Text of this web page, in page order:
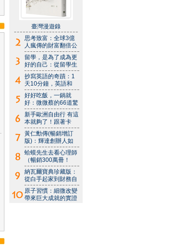
臺灣漫遊錄
思考致富：全球3億
人瘋傳的財富翻倍公
留學，是為了成為更
好的自己：從留學生
抄寫英語的奇蹟：1
天10分鐘，英語和
好好吃飯，一鍋就
好：微微蔡的66道驚
新手歐洲自由行 有這
本就夠了！跟著卡
黃仁勳傳(暢銷增訂
版)：輝達創辦人如
蛤蟆先生去看心理師
（暢銷300萬冊！
納瓦爾寶典珍藏版：
從白手起家到財務自
原子習慣：細微改變
帶來巨大成就的實證